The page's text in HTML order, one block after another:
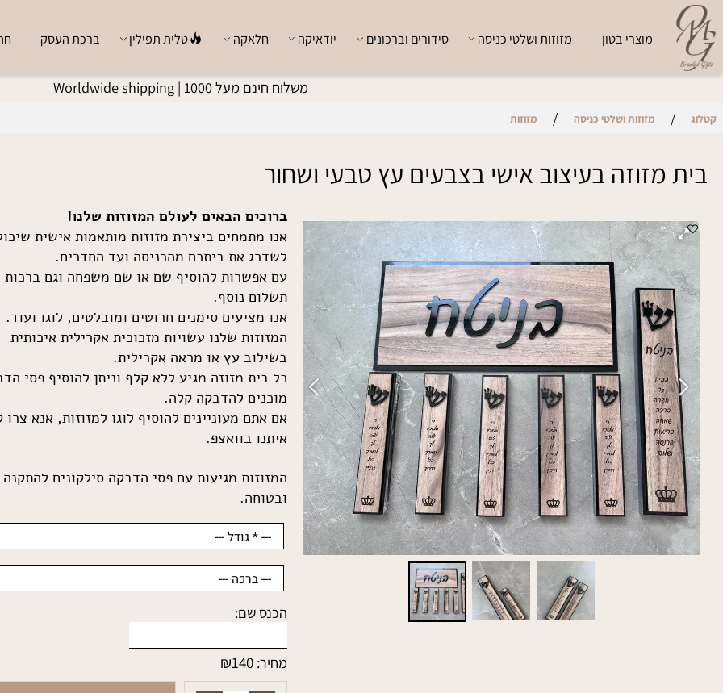
משלוח חינם מעל 1000 | Worldwide shipping
מוצרי בטון מזוזות ושלטי כניסה סידורים וברכונים יודאיקה חלאקה טלית תפילין ברכת העסק
/ מזוזות ושלטי כניסה / מזוזות
מזוזה בעיצוב אישי בצבעים עץ טבעי ושחור
ברוכים הבאים לעולם המזוזות שלנו!
אנו מתמחים ביצירת מזוזות מותאמות אישית
לשדרג את ביתכם מהכניסה ועד החדרים.
עם אפשרות להוסיף שם או שם משפחה וגם ברכות
תשלום נוסף.
אנו מציעים סימנים חרוטים ומובלטים, לוגו ועוד.
המזוזות שלנו עשויות מזכוכית אקרילית איכותית
בשילוב עץ או מראה אקרילית.
כל בית מזוזה מגיע ללא קלף וניתן להוסיף פסי
מוכנים להדבקה קלה.
אם אתם מעוניינים להוסיף לוגו למזוזות, אנא צרו
איתנו בוואצפ.
המזוזות מגיעות עם פסי הדבקה סילקונים להתקנה
ובטוחה.